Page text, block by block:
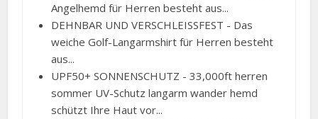
Angelhemd für Herren besteht aus...
DEHNBAR UND VERSCHLEISSFEST - Das
weiche Golf-Langarmshirt für Herren besteht
aus...
UPF50+ SONNENSCHUTZ - 33,000ft herren
sommer UV-Schutz langarm wander hemd
schützt Ihre Haut vor...